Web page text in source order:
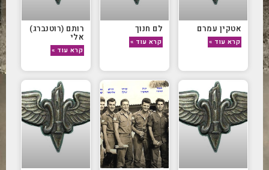
אטקין עמרם
קרא עוד »
לם חנוך
קרא עוד »
רותם (רוטנברג)
אלי
קרא עוד »